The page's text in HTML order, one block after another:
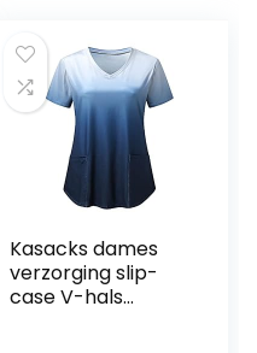
Kasacks dames
verzorging slip-
case V-hals